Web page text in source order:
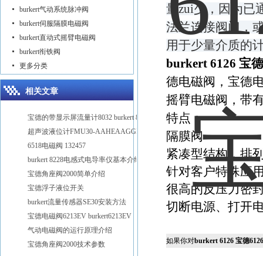
量zui少，因为已
法兰连接阀门，
用于少量介质的
burkert 6126 宝
德电磁阀，宝德
摇臂电磁阀，带
特点：
隔膜阀
紧凑型结构，排
针对客户特殊应
很高的反压力密
切断电源、打开
如果你对burkert 6126 宝德
burkert气动系统脉冲阀
burkert伺服隔膜电磁阀
burkert直动式摇臂电磁阀
burkert衔铁阀
更多分类
相关文章
宝德的带显示屏流量计8032 burkert 8032
6518电磁阀 132457
burkert 8228电感式电导率仪基本介绍
宝德角座阀2000简单介绍
宝德浮子液位开关
burkert流量传感器SE30安装方法
宝德电磁阀6213EV burkert6213EV
气动电磁阀的运行原理介绍
宝德角座阀2000技术参数